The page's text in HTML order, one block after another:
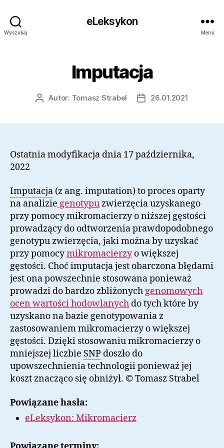
Wyszukaj
eLeksykon
Menu
Imputacja
AutorAutor: Tomasz Strabel
Data26.01.2021
Ostatnia modyfikacja dnia 17 października,
2022
Imputacja (z ang. imputation) to proces oparty
na analizie genotypuzwierzęcia uzyskanego
przy pomocy mikromacierzy o niższej gęstości
prowadzący do odtworzenia prawdopodobnego
genotypu zwierzęcia, jaki można by uzyskać
przy pomocymikromacierzyo większej
gęstości. Choć imputacja jest obarczona błędami
jest ona powszechnie stosowana ponieważ
prowadzi do bardzo zbliżonych genomowych
ocen wartości hodowlanych do tych które by
uzyskano na bazie genotypowania z
zastosowaniem mikromacierzy o większej
gęstości. Dzięki stosowaniu mikromacierzy o
mniejszej liczbie SNP doszło do
upowszechnienia technologii ponieważ jej
koszt znacząco się obniżył. © Tomasz Strabel
Powiązane hasła:
eLeksykon: Mikromacierz